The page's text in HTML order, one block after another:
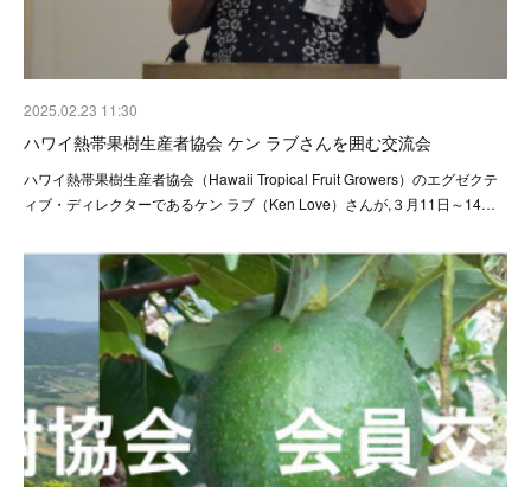
2025.02.23 11:30
ハワイ熱帯果樹生産者協会 ケン ラブさんを囲む交流会
ハワイ熱帯果樹生産者協会（Hawaii Tropical Fruit Growers）のエグゼクテ
ィブ・ディレクターであるケン ラブ（Ken Love）さんが,３月11日～14…